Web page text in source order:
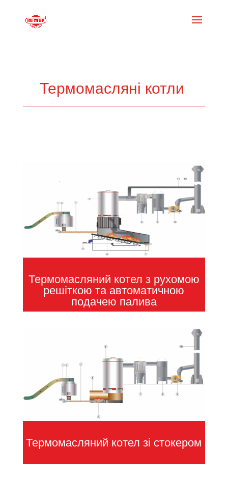
Термомасляні котли
Термомасляний котел з рухомою
решіткою та автоматичною
подачею палива
Термомасляний котел зі стокером